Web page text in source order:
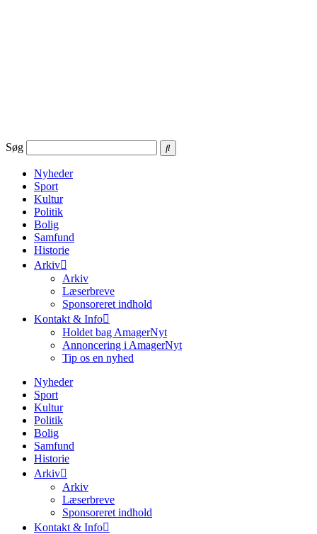
Søg
Nyheder
Sport
Kultur
Politik
Bolig
Samfund
Historie
Arkiv
Arkiv
Læserbreve
Sponsoreret indhold
Kontakt & Info
Holdet bag AmagerNyt
Annoncering i AmagerNyt
Tip os en nyhed
Nyheder
Sport
Kultur
Politik
Bolig
Samfund
Historie
Arkiv
Arkiv
Læserbreve
Sponsoreret indhold
Kontakt & Info